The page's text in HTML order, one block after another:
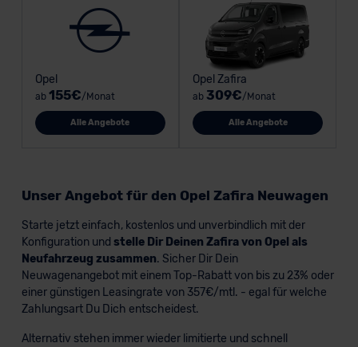
Opel
ab 155€/Monat
Alle Angebote
Opel Zafira
ab 309€/Monat
Alle Angebote
Unser Angebot für den Opel Zafira Neuwagen
Starte jetzt einfach, kostenlos und unverbindlich mit der
Konfiguration und stelle Dir Deinen Zafira von Opel als
Neufahrzeug zusammen. Sicher Dir Dein
Neuwagenangebot mit einem Top-Rabatt von bis zu 23% oder
einer günstigen Leasingrate von 357€/mtl. - egal für welche
Zahlungsart Du Dich entscheidest.
Alternativ stehen immer wieder limitierte und schnell